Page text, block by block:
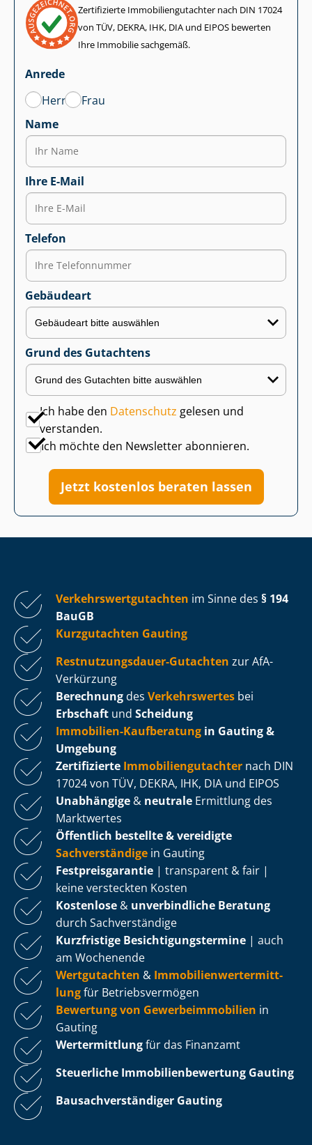
Zertifizierte Im­mo­bi­li­en­gut­ach­ter nach DIN 17024
von TÜV, DEKRA, IHK, DIA und EIPOS bewerten
Ihre Immobilie sachgemäß.
Anrede
Herr
Frau
Name
Ihre E-Mail
Telefon
Gebäudeart
Grund des Gutachtens
Ich habe den Datenschutz gelesen und
verstanden.
Ich möchte den Newsletter abonnieren.
Jetzt kostenlos beraten lassen
Ver­kehrs­wert­gut­ach­ten im Sinne des § 194
BauGB
Kurzgutachten Gauting
Rest­nut­zungs­dau­er-Gutachten zur AfA-
Verkürzung
Berechnung des Verkehrswertes bei
Erbschaft und Scheidung
Immobilien-Kaufberatung in Gauting &
Umgebung
Zertifizierte Im­mo­bi­li­en­gut­ach­ter nach DIN
17024 von TÜV, DEKRA, IHK, DIA und EIPOS
Unabhängige & neutrale Ermittlung des
Marktwertes
Öffentlich bestellte & vereidigte
Sachverständige in Gauting
Fest­preis­ga­ran­tie | transparent & fair |
keine versteckten Kosten
Kostenlose & unverbindliche Beratung
durch Sachverständige
Kurzfristige Be­sich­ti­gungs­ter­mi­ne | auch
am Wochenende
Wertgutachten & Im­mo­bi­li­en­wert­ermitt­
lungfür Be­triebs­ver­mö­gen
Bewertung von Ge­wer­be­im­mo­bi­li­en in
Gauting
Wertermittlungfür das Finanzamt
Steuerliche Im­mo­bi­li­en­be­wer­tung Gauting
Bau­sach­ver­stän­di­ger Gauting